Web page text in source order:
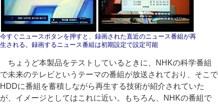
今すぐニュースボタンを押すと、録画された直近のニュース番組が再
生される。録画するニュース番組は初期設定で設定可能
ちょうど本製品をテストしているときに、NHKの科学番組
で未来のテレビというテーマの番組が放送されており、そこで
HDDに番組を蓄積しながら再生する技術が紹介されていた
が、イメージとしてはこれに近い。もちろん、NHKの番組で